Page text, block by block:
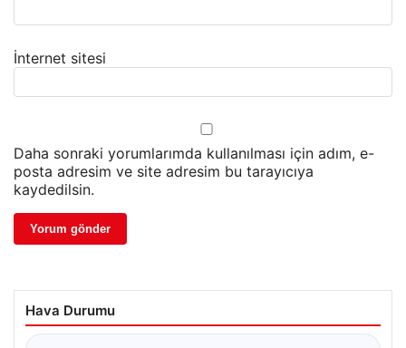
İnternet sitesi
Daha sonraki yorumlarımda kullanılması için adım, e-
posta adresim ve site adresim bu tarayıcıya
kaydedilsin.
Hava Durumu